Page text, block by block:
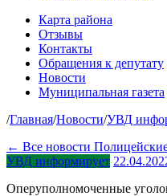
Карта района
Отзывы
Контакты
Обращения к депутату
Новости
Муниципальная газета
/Главная/Новости/УВД
← Все новости
УВД информирует
Оперуполномоченные